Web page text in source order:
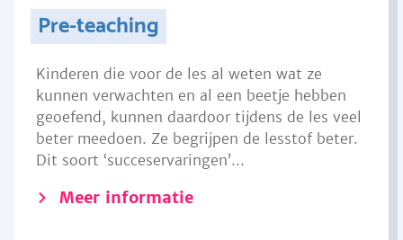
Pre-teaching
Kinderen die voor de les al weten wat ze
kunnen verwachten en al een beetje hebben
geoefend, kunnen daardoor tijdens de les veel
beter meedoen. Ze begrijpen de lesstof beter.
Dit soort ‘succeservaringen’...
Meer informatie